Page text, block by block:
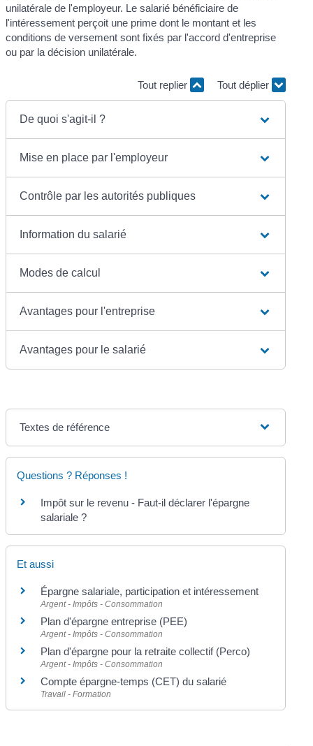
unilatérale de l'employeur. Le salarié bénéficiaire de
l'intéressement perçoit une prime dont le montant et les
conditions de versement sont fixés par l'accord d'entreprise
ou par la décision unilatérale.
Tout replier Tout déplier
De quoi s'agit-il ?
Mise en place par l'employeur
Contrôle par les autorités publiques
Information du salarié
Modes de calcul
Avantages pour l'entreprise
Avantages pour le salarié
Textes de référence
Questions ? Réponses !
Impôt sur le revenu - Faut-il déclarer l'épargne
salariale ?
Et aussi
Épargne salariale, participation et intéressement
Argent - Impôts - Consommation
Plan d'épargne entreprise (PEE)
Argent - Impôts - Consommation
Plan d'épargne pour la retraite collectif (Perco)
Argent - Impôts - Consommation
Compte épargne-temps (CET) du salarié
Travail - Formation